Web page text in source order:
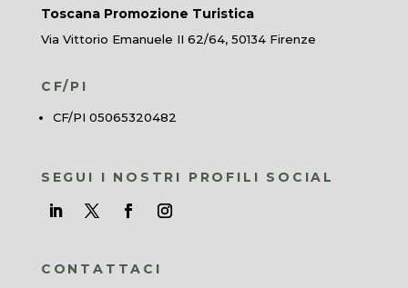
Toscana Promozione Turistica
Via Vittorio Emanuele II 62/64, 50134 Firenze
CF/PI
CF/PI 05065320482
SEGUI I NOSTRI PROFILI SOCIAL
CONTATTACI